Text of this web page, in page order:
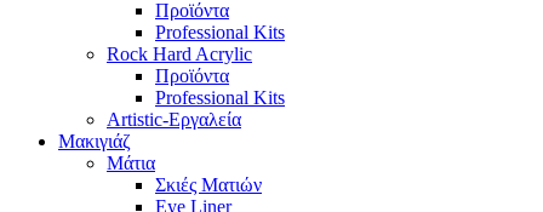
Προϊόντα
Professional Kits
Rock Hard Acrylic
Προϊόντα
Professional Kits
Artistic-Εργαλεία
Μακιγιάζ
Μάτια
Σκιές Ματιών
Eye Liner